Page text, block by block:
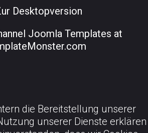
Desktopversion
Joomla Templates at
die Bereitstellung unserer
unserer Dienste erklären